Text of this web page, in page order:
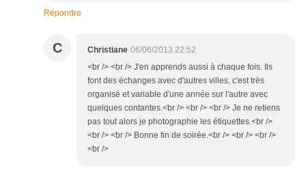
Répondre
C Christiane 06/06/2013 22:52
<br /> <br /> J'en apprends aussi à chaque fois. Ils
font des échanges avec d'autres villes, c'est très
organisé et variable d'une année sur l'autre avec
quelques contantes.<br /> <br /> <br /> Je ne retiens
pas tout alors je photographie les étiquettes.<br />
<br /> <br /> Bonne fin de soirée.<br /> <br /> <br />
<br />